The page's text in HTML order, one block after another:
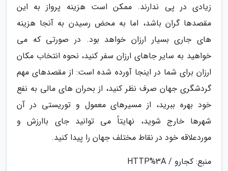
زیادی در پی ندارند. ممکن است هزینه پرواز به این
مقصدها گران باشد، اما به محض رسیدن به آنجا هزینه
های جاری بسیار ارزان خواهد بود. در صورتی که می
خواهید به سایر جاهای ارزان سفر کنید، نحوه انتخاب مکان
ارزان برای شما در اینجا آورده شده است: از مقصدهای مهم
گردشگری جهان صرف نظر کنید، از بحران های مالی به نفع
خود بهره ببرید، از مسیرهای معمول و توریستی در آن
شهرها خارج شوید، نهایتاً می توانید جای باارزش و
موردعلاقه خود در نقاط مختلف جهان را پیدا کنید.
منبع: کجارو / HTTP%3A